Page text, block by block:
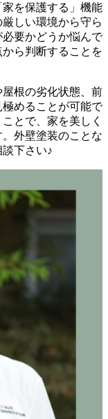
を保護する」機能
しい環境から守ら
要かどうか悩んで
ら判断することを
根の劣化状態、前
めることが可能で
とで、家を美しく
外壁塗装のことな
下さい♪